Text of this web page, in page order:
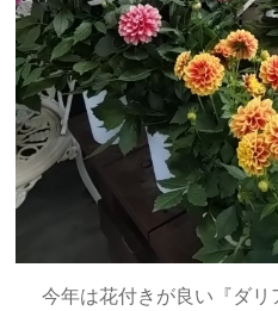
今年は花付きが良い『ダリ